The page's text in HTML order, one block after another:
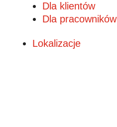
Dla klientów
Dla pracowników
Lokalizacje